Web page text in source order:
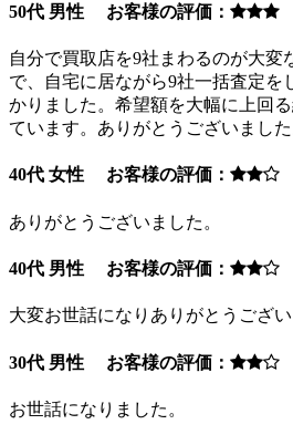
50代 男性 お客様の評価：
自分で買取店を9社まわるのが大変
で、自宅に居ながら9社一括査定を
かりました。希望額を大幅に上回
ています。ありがとうございました
40代 女性 お客様の評価：
ありがとうございました。
40代 男性 お客様の評価：
大変お世話になりありがとうござい
30代 男性 お客様の評価：
お世話になりました。